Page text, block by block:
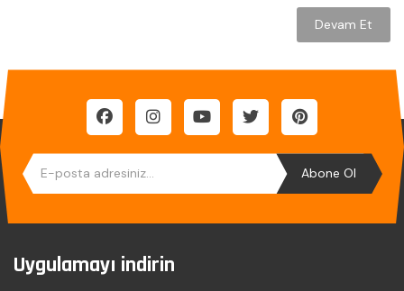
Devam Et
Abone Ol
Uygulamayı indirin